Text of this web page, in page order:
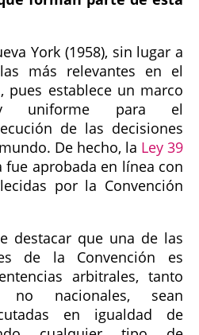
York (1958), sin lugar a
más relevantes en el
pues establece un marco
uniforme para el
de las decisiones
De hecho, la Ley 39
aprobada en línea con
por la Convención
destacar que una de las
de la Convención es
arbitrales, tanto
no nacionales, sean
en igualdad de